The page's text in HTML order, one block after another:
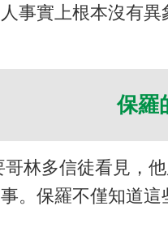
事實上根本沒有
保羅
林多信徒看見，
。保羅不僅知道